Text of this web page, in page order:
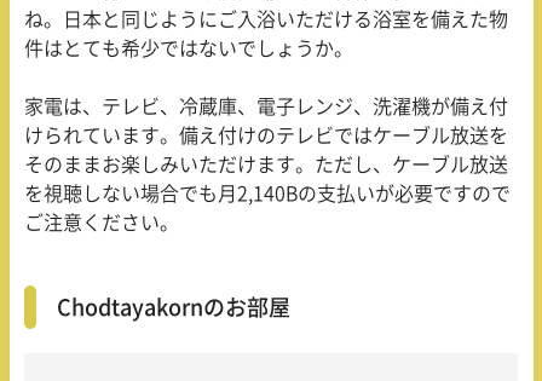
ね。日本と同じようにご入浴いただける浴室を備えた物
件はとても希少ではないでしょうか。
家電は、テレビ、冷蔵庫、電子レンジ、洗濯機が備え付
けられています。備え付けのテレビではケーブル放送を
そのままお楽しみいただけます。ただし、ケーブル放送
を視聴しない場合でも月2,140Bの支払いが必要ですので
ご注意ください。
Chodtayakornのお部屋